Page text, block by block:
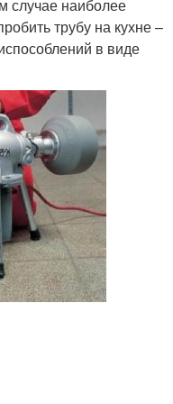
случае наиболее
трубу на кухне –
в виде